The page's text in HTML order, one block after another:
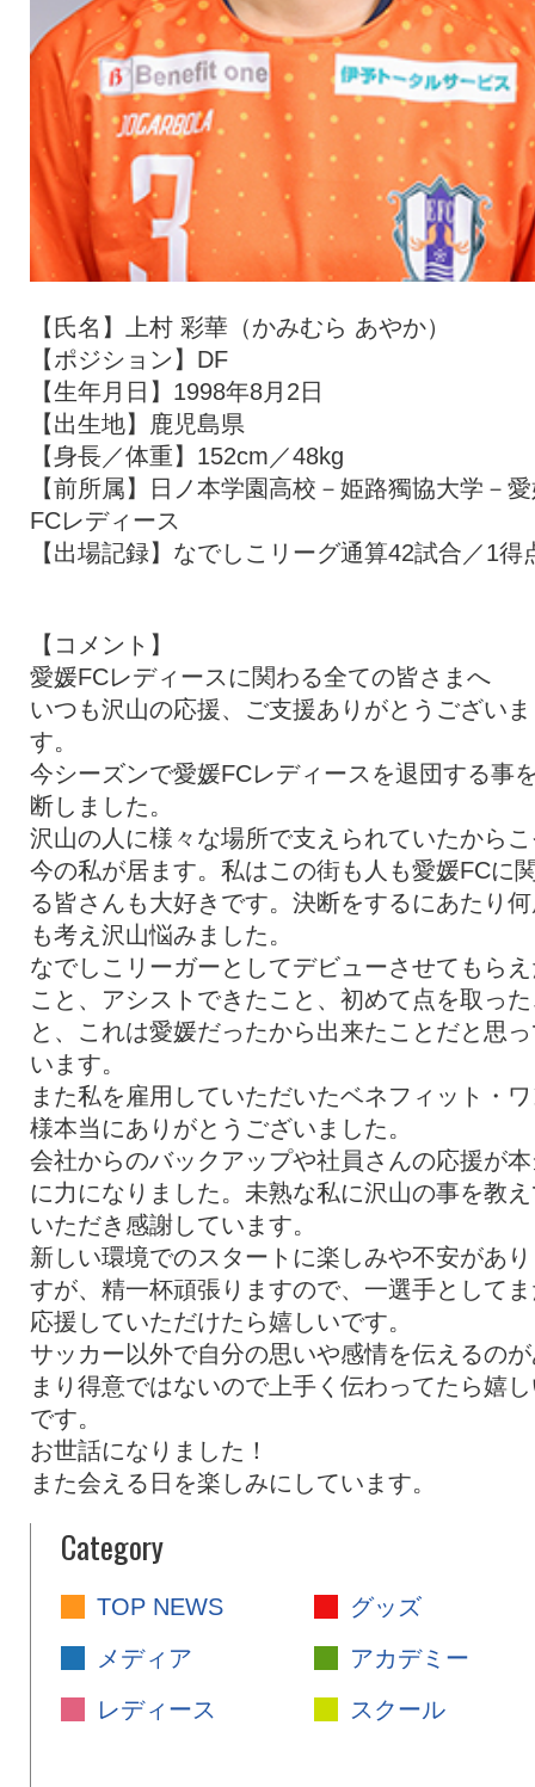
【氏名】上村 彩華（かみむら あやか）
【ポジション】DF
【生年月日】1998年8月2日
【出生地】鹿児島県
【身長／体重】152cm／48kg
【前所属】日ノ本学園高校－姫路獨協大学－
FCレディース
【出場記録】なでしこリーグ通算42試合／1得
【コメント】
愛媛FCレディースに関わる全ての皆さまへ
いつも沢山の応援、ご支援ありがとうございま
す。
今シーズンで愛媛FCレディースを退団する事
断しました。
沢山の人に様々な場所で支えられていたから
今の私が居ます。私はこの街も人も愛媛FCに
る皆さんも大好きです。決断をするにあたり
も考え沢山悩みました。
なでしこリーガーとしてデビューさせてもら
こと、アシストできたこと、初めて点を取っ
と、これは愛媛だったから出来たことだと思
います。
また私を雇用していただいたベネフィット・
様本当にありがとうございました。
会社からのバックアップや社員さんの応援が
に力になりました。未熟な私に沢山の事を教
いただき感謝しています。
新しい環境でのスタートに楽しみや不安があ
すが、精一杯頑張りますので、一選手として
応援していただけたら嬉しいです。
サッカー以外で自分の思いや感情を伝えるの
まり得意ではないので上手く伝わってたら嬉
です。
お世話になりました！
また会える日を楽しみにしています。
Category
TOP NEWS
グッズ
メディア
アカデミー
レディース
スクール